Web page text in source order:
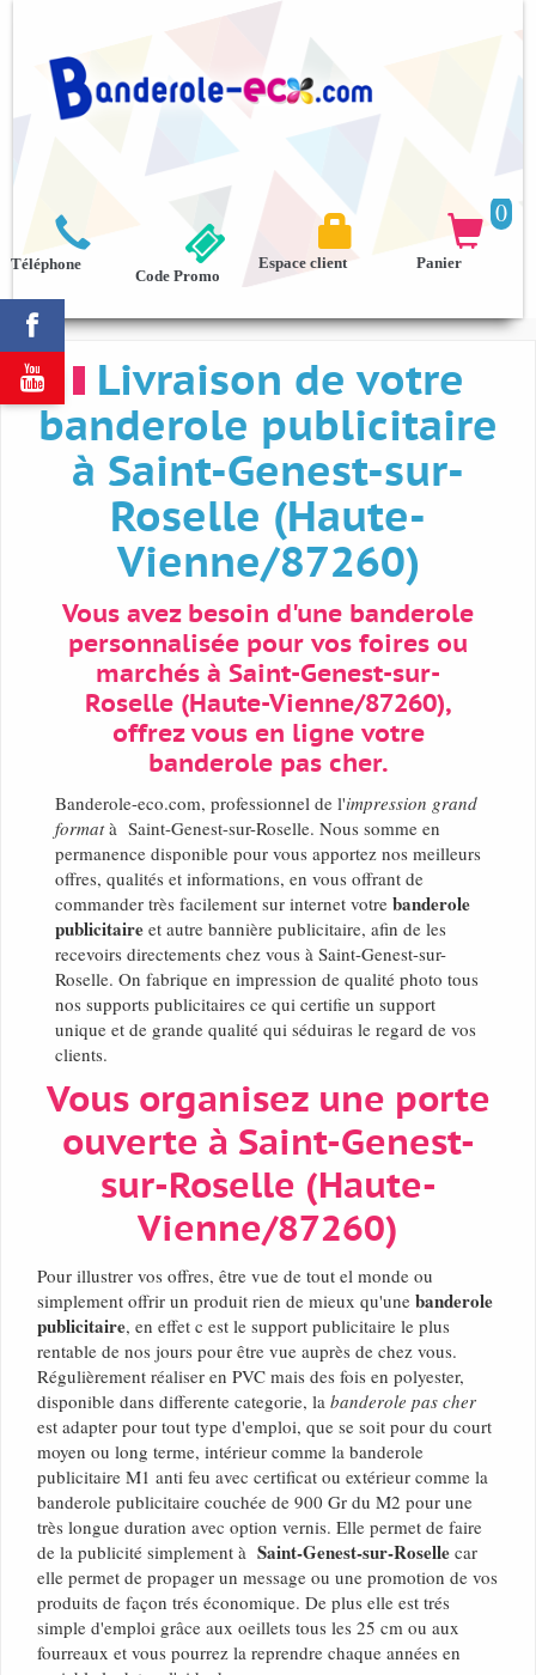



Téléphone
0

Panier

Espace client
Code Promo
Livraison de votre
banderole publicitaire
à Saint-Genest-sur-
Roselle (Haute-
Vienne/87260)
Vous avez besoin d'une banderole
personnalisée pour vos foires ou
marchés à Saint-Genest-sur-
Roselle (Haute-Vienne/87260),
offrez vous en ligne votre
banderole pas cher.
Banderole-eco.com, professionnel de l'impression grand
formatà Saint-Genest-sur-Roselle. Nous somme en
permanence disponible pour vous apportez nos meilleurs
offres, qualités et informations, en vous offrant de
commander très facilement sur internet votre banderole
publicitaire et autre bannière publicitaire, afin de les
recevoirs directements chez vous à Saint-Genest-sur-
Roselle. On fabrique en impression de qualité photo tous
nos supports publicitaires ce qui certifie un support
unique et de grande qualité qui séduiras le regard de vos
clients.
Vous organisez une porte
ouverte à Saint-Genest-
sur-Roselle (Haute-
Vienne/87260)
Pour illustrer vos offres, être vue de tout el monde ou
simplement offrir un produit rien de mieux qu'une banderole
publicitaire, en effet c est le support publicitaire le plus
rentable de nos jours pour être vue auprès de chez vous.
Régulièrement réaliser en PVC mais des fois en polyester,
disponible dans differente categorie, la banderole pas cher
est adapter pour tout type d'emploi, que se soit pour du court
moyen ou long terme, intérieur comme la banderole
publicitaire M1 anti feu avec certificat ou extérieur comme la
banderole publicitaire couchée de 900 Gr du M2 pour une
très longue duration avec option vernis. Elle permet de faire
de la publicité simplement à Saint-Genest-sur-Roselle car
elle permet de propager un message ou une promotion de vos
produits de façon trés économique. De plus elle est trés
simple d'emploi grâce aux oeillets tous les 25 cm ou aux
fourreaux et vous pourrez la reprendre chaque années en